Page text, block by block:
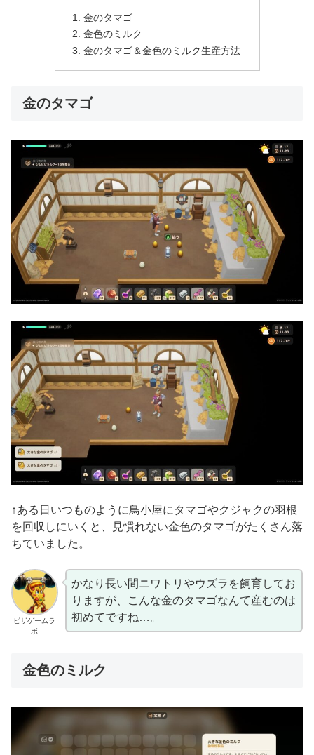
金のタマゴ
金色のミルク
金のタマゴ＆金色のミルク生産方法
金のタマゴ
↑ある日いつものように鳥小屋にタマゴやクジャクの羽根
を回収しにいくと、見慣れない金色のタマゴがたくさん落
ちていました。
ピザゲームラ
ボ
かなり長い間ニワトリやウズラを飼育してお
りますが、こんな金のタマゴなんて産むのは
初めてですね…。
金色のミルク